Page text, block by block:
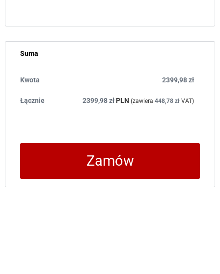
Suma
2399,98zł
2399,98zł PLN (zawiera 448,78 zł VAT)
Zamów